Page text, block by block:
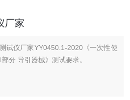
厂家
试仪厂家YY0450.1-2020《一次性使
分 导引器械》测试要求。